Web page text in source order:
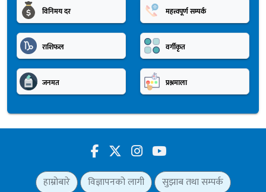
विनिमय दर महत्त्वपूर्ण सम्पर्क
राशिफल वर्गीकृत
जनमत प्रश्नमाला
हाम्रोबारे विज्ञापनको लागी सुझाब तथा सम्पर्क